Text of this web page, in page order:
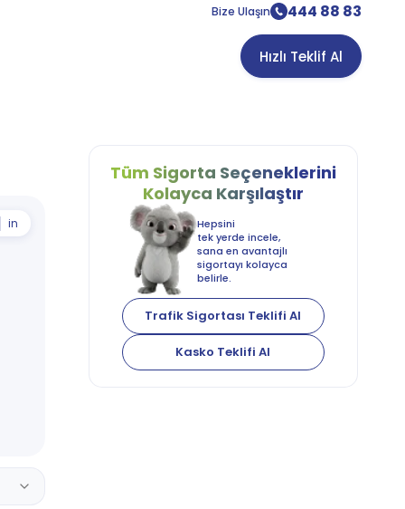
Bize Ulaşın 444 88 83
Hızlı Teklif Al
in
Tüm Sigorta Seçeneklerini
Kolayca Karşılaştır
Hepsini
tek yerde incele,
sana en avantajlı
sigortayı kolayca
belirle.
Trafik Sigortası Teklifi Al
Kasko Teklifi Al